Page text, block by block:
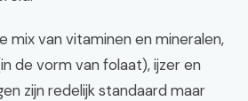
mix van vitaminen en mineralen,
de vorm van folaat), ijzer en
zijn redelijk standaard maar